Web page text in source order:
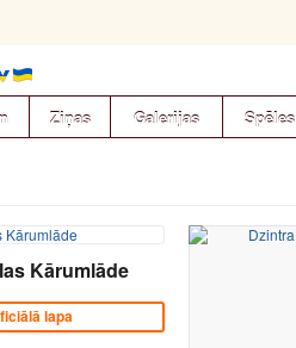
Ziņas Galerijas Spēles
Kārumlāde
lapa